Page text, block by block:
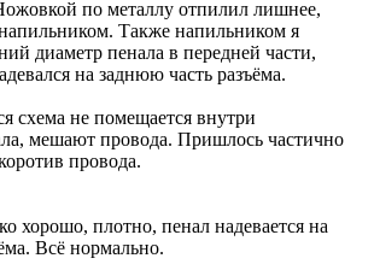
по металлу отпилил лишнее,
Также напильником я
диаметр пенала в передней части,
на заднюю часть разъёма.
схема не помещается внутри
мешают провода. Пришлось частично
провода.
хорошо, плотно, пенал надевается на
Всё нормально.